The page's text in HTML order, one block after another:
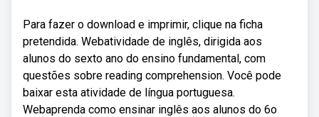
Para fazer o download e imprimir, clique na ficha
pretendida. Webatividade de inglês, dirigida aos
alunos do sexto ano do ensino fundamental, com
questões sobre reading comprehension. Você pode
baixar esta atividade de língua portuguesa.
Webaprenda como ensinar inglês aos alunos do 6o